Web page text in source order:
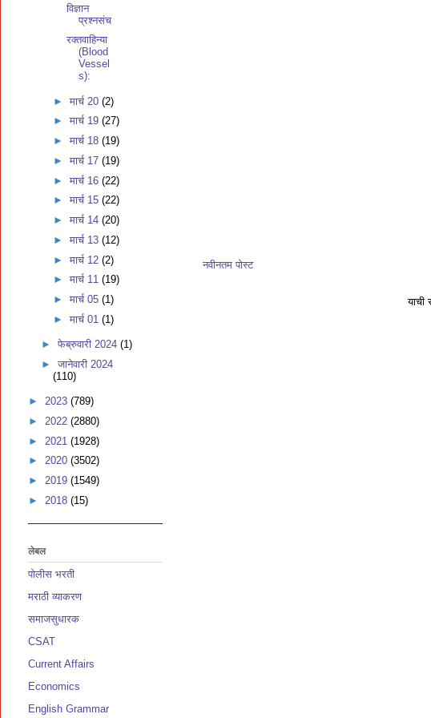
नवीनतम पोस्ट
याची
विज्ञान
प्रश्नसंच
रक्तवाहिन्या
(Blood
Vessel
s):
►मार्च 20(2)
►मार्च 19(27)
►मार्च 18(19)
►मार्च 17(19)
►मार्च 16(22)
►मार्च 15(22)
►मार्च 14(20)
►मार्च 13(12)
►मार्च 12(2)
►मार्च 11(19)
►मार्च 05(1)
►मार्च 01(1)
► फेब्रुवारी 2024 (1)
► जानेवारी 2024
(110)
► 2023 (789)
► 2022 (2880)
► 2021 (1928)
► 2020 (3502)
► 2019 (1549)
► 2018 (15)
लेबल
पोलीस भरती
मराठी व्याकरण
समाजसुधारक
CSAT
Current Affairs
Economics
English Grammar